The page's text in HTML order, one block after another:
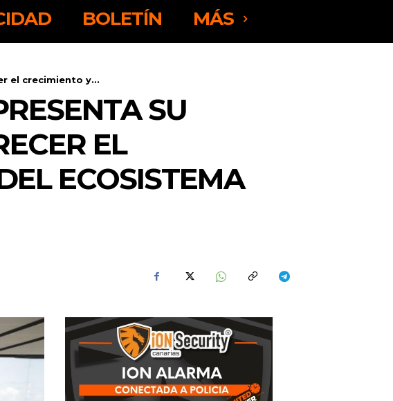
BOLETÍN MÁS
el crecimiento y...
SU
EL
ECOSISTEMA